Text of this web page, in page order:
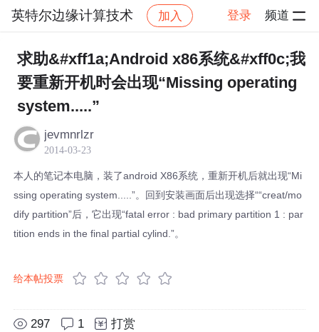
英特尔边缘计算技术 加入 登录 频道
社区 英特尔边缘计算技术 帖子详情
求助&#xff1a;Android x86系统&#xff0c;我
要重新开机时会出现“Missing operating
system.....”
jevmnrlzr
2014-03-23
本人的笔记本电脑，装了android X86系统，重新开机后就出现“Mi
ssing operating system.....”。回到安装画面后出现选择““creat/mo
dify partition”后，它出现“fatal error : bad primary partition 1 : par
tition ends in the final partial cylind.”。
给本帖投票
297 1 打赏